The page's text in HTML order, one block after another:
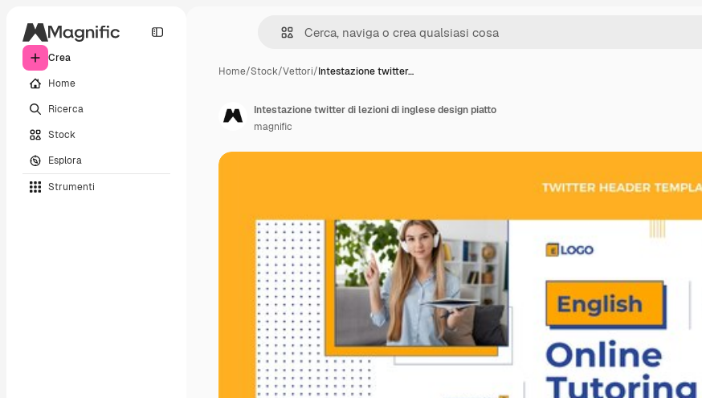
Crea
Home
Ricerca
Stock
Esplora
Strumenti
Home/Stock/Vettori/Intestazione twitter…
Intestazione twitter di lezioni di inglese design piatto
magnific